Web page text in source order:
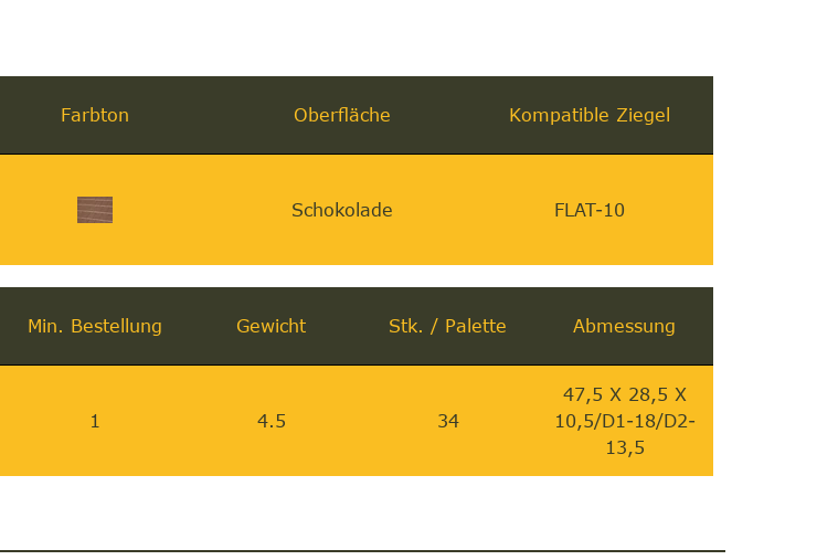
Farbton Oberfläche Kompatible Ziegel
Schokolade FLAT-10
Min. Bestellung Gewicht Stk. / Palette Abmessung
1 4.5 34
47,5 X 28,5 X
10,5/D1-18/D2-
13,5